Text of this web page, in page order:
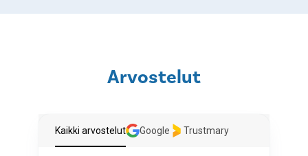
Arvostelut
Kaikki arvostelut Google Trustmary